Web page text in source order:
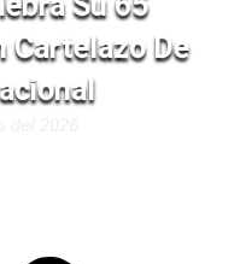
Cartelazo De